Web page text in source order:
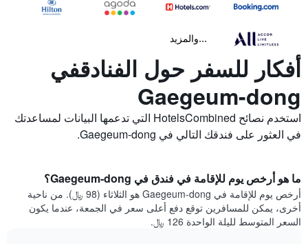
...والمزيد
أفكار للسفر حول الفنادقفي
Gaegeum-dong
استخدم نصائح HotelsCombined التي تدعمها البيانات لمساعدتك
في العثور على فندقك التالي في Gaegeum-dong.
ما هو أرخص يوم للإقامة في فندق في Gaegeum-dong؟
أرخص يوم للإقامة في Gaegeum-dong هو الثلاثاء (98 ﷼). من ناحية
أخرى، يمكن للمسافرين توقع دفع أعلى سعر في الجمعة، عندما يكون
السعر المتوسط لليلة الواحدة 126 ﷼.